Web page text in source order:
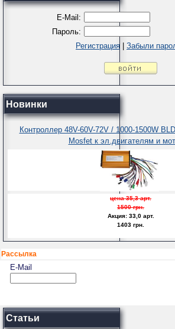
E-Mail:
Пароль:
Регистрация
Забыли
Новинки
Контроллер 48V-60V-72V / 1000-1500W
Mosfet к эл.двигателям и
цена35,3 арт.
1500 грн.
Акция: 33,0 арт.
1403 грн.
Рассылка
E-Mail
Статьи